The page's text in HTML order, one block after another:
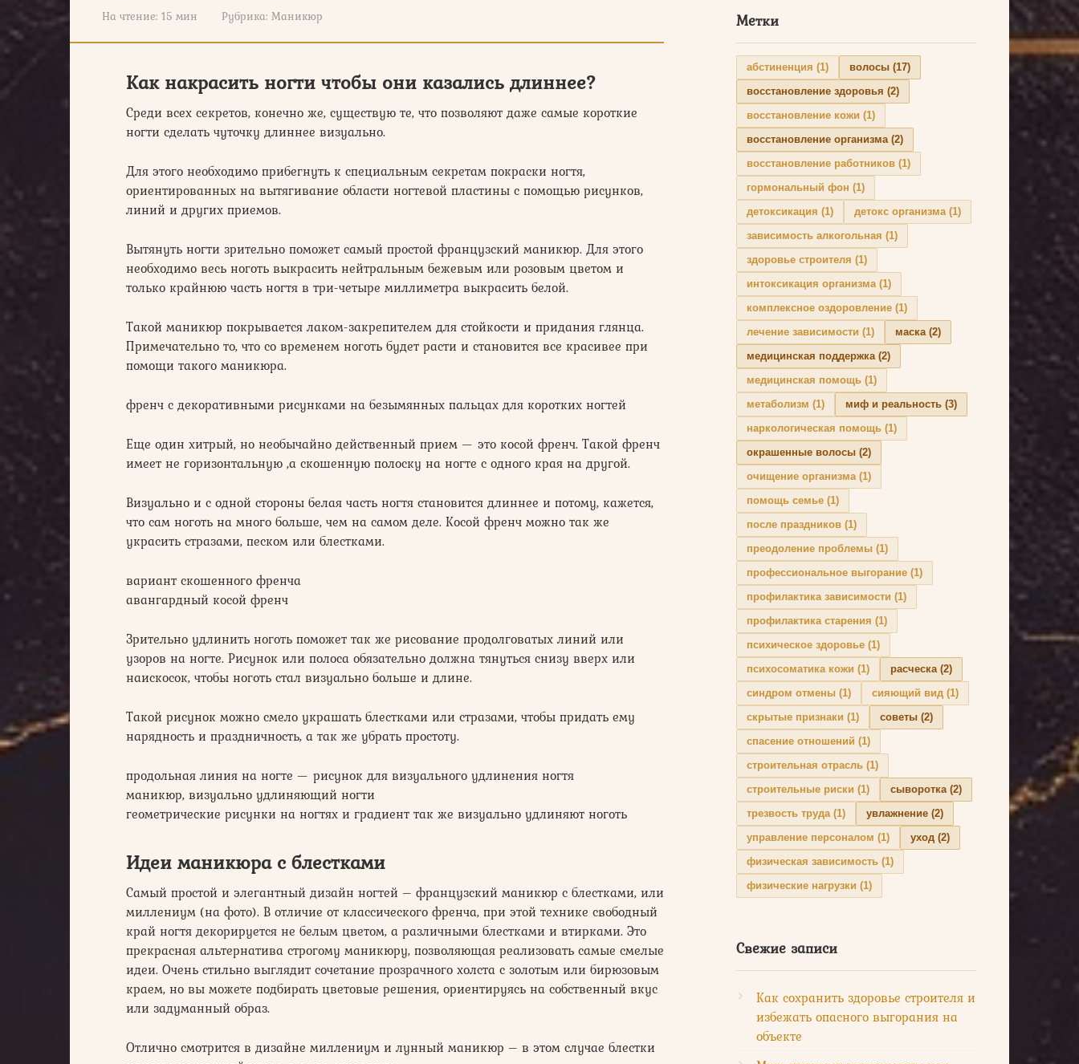
На чтение: 15 мин Рубрика: Маникюр
Как накрасить ногти чтобы они казались длиннее?
Среди всех секретов, конечно же, существую те, что позволяют даже самые короткие
ногти сделать чуточку длиннее визуально.
Для этого необходимо прибегнуть к специальным секретам покраски ногтя,
ориентированных на вытягивание области ногтевой пластины с помощью рисунков,
линий и других приемов.
Вытянуть ногти зрительно поможет самый простой французский маникюр. Для этого
необходимо весь ноготь выкрасить нейтральным бежевым или розовым цветом и
только крайнюю часть ногтя в три-четыре миллиметра выкрасить белой.
Такой маникюр покрывается лаком-закрепителем для стойкости и придания глянца.
Примечательно то, что со временем ноготь будет расти и становится все красивее при
помощи такого маникюра.
френч с декоративными рисунками на безымянных пальцах для коротких ногтей
Еще один хитрый, но необычайно действенный прием — это косой френч. Такой френч
имеет не горизонтальную ,а скошенную полоску на ногте с одного края на другой.
Визуально и с одной стороны белая часть ногтя становится длиннее и потому, кажется,
что сам ноготь на много больше, чем на самом деле. Косой френч можно так же
украсить стразами, песком или блестками.
вариант скошенного френча
авангардный косой френч
Зрительно удлинить ноготь поможет так же рисование продолговатых линий или
узоров на ногте. Рисунок или полоса обязательно должна тянуться снизу вверх или
наискосок, чтобы ноготь стал визуально больше и длине.
Такой рисунок можно смело украшать блестками или стразами, чтобы придать ему
нарядность и праздничность, а так же убрать простоту.
продольная линия на ногте — рисунок для визуального удлинения ногтя
маникюр, визуально удлиняющий ногти
геометрические рисунки на ногтях и градиент так же визуально удлиняют ноготь
Идеи маникюра с блестками
Самый простой и элегантный дизайн ногтей – французский маникюр с блестками, или
миллениум (на фото). В отличие от классического френча, при этой технике свободный
край ногтя декорируется не белым цветом, а различными блестками и втирками. Это
прекрасная альтернатива строгому маникюру, позволяющая реализовать самые смелые
идеи. Очень стильно выглядит сочетание прозрачного холста с золотым или бирюзовым
краем, но вы можете подбирать цветовые решения, ориентируясь на собственный вкус
или задуманный образ.
Отлично смотрится в дизайне миллениум и лунный маникюр – в этом случае блестки
Метки
абстиненция (1) волосы (17)
восстановление здоровья (2)
восстановление кожи (1)
восстановление организма(2)
восстановление работников (1)
гормональный фон (1)
детоксикация (1) детокс организма(1)
зависимость алкогольная (1)
здоровье строителя (1)
интоксикация организма(1)
комплексное оздоровление (1)
лечение зависимости (1) маска(2)
медицинская поддержка(2)
медицинская помощь (1)
метаболизм (1) миф и реальность (3)
наркологическая помощь (1)
окрашенные волосы (2)
очищение организма(1)
помощь семье (1)
после праздников (1)
преодоление проблемы (1)
профессиональное выгорание (1)
профилактика зависимости (1)
профилактика старения (1)
психическое здоровье (1)
психосоматика кожи (1) расческа(2)
синдром отмены (1) сияющий вид (1)
скрытые признаки (1) советы (2)
спасение отношений (1)
строительная отрасль (1)
строительные риски (1) сыворотка(2)
трезвость труда(1) увлажнение (2)
управление персоналом (1) уход (2)
физическая зависимость (1)
физические нагрузки (1)
Свежие записи
Как сохранить здоровье строителя и
избежать опасного выгорания на
объекте